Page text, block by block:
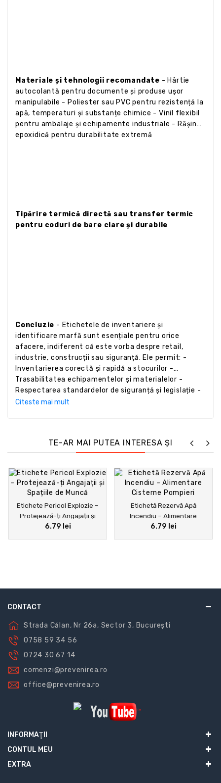
Materiale și tehnologii recomandate - Hârtie
autocolantă pentru documente și produse ușor
manipulabile - Poliester sau PVC pentru rezistență la
apă, temperaturi și substanțe chimice - Vinil flexibil
pentru ambalaje și echipamente industriale - Rășină
epoxidică pentru durabilitate extremă
Tipărire termică directă sau transfer termic
pentru coduri de bare clare și durabile
Concluzie - Etichetele de inventariere și
identificare marfă sunt esențiale pentru orice
afacere, indiferent că este vorba despre retail,
industrie, construcții sau siguranță. Ele permit: -
Inventarierea corectă și rapidă a stocurilor -
Trasabilitatea echipamentelor și materialelor -
Respectarea standardelor de siguranță și legislație -
Reducerea riscurilor și prevenirea accidentelor -
și protejează oamenii și bunurile.
Citeste mai mult
TE-AR MAI PUTEA INTERESA ȘI
Etichete Pericol Explozie –
Protejează-ți Angajații și
Spațiile de Muncă
6.79 lei
Etichetă Rezervă Apă
Incendiu – Alimentare
Cisterne Pompieri
6.79 lei
CONTACT
Strada Călan, Nr 26a, Sector 3, București
0758 59 34 56
0724 30 67 14
comenzi@prevenirea.ro
office@prevenirea.ro
INFORMAŢII
CONTUL MEU
EXTRA